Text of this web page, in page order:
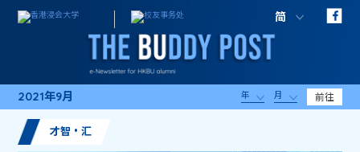
简
2021年9月 年 月 前往
才智・汇